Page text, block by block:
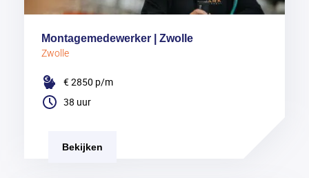
Montagemedewerker | Zwolle
Zwolle
€ 2850 p/m
38 uur
Bekijken